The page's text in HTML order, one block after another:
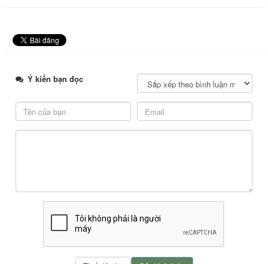
Ý kiến bạn đọc